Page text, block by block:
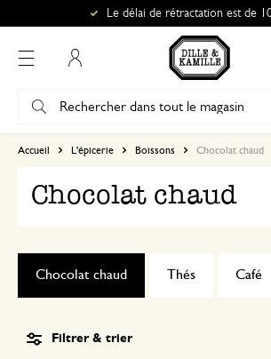
Le délai de rétractation est de
Accueil L'épicerie Boissons Chocolat chaud
Chocolat chaud
Thés Café
Chocolat chaud
Filtrer & trier